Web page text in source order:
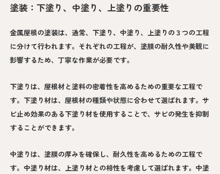
塗装：下塗り、中塗り、上塗りの重要性
金属屋根の塗装は、通常、下塗り、中塗り、上塗りの３つの工程
に分けて行われます。それぞれの工程が、塗膜の耐久性や美観に
影響するため、丁寧な作業が必要です。
下塗りは、屋根材と塗料の密着性を高めるための重要な工程で
す。下塗り材は、屋根材の種類や状態に合わせて選ばれます。サ
ビ止め効果のある下塗り材を使用することで、サビの発生を抑制
することができます。
中塗りは、塗膜の厚みを確保し、耐久性を高めるための工程で
す。中塗り材は、上塗り材との相性を考慮して選ばれます。中塗